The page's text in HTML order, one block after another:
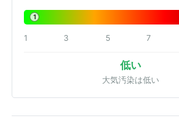
1
1 3 5 7
低い
大気汚染は低い